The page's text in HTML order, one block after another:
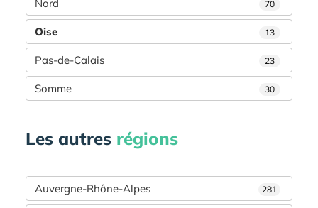
Nord 70
Oise 13
Pas-de-Calais 23
Somme 30
Les autres régions
Auvergne-Rhône-Alpes 281